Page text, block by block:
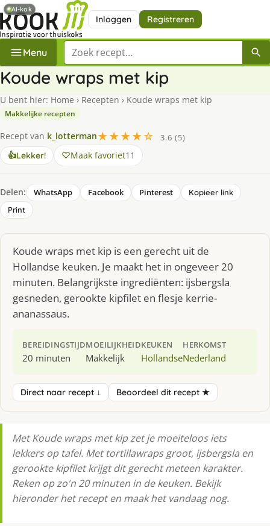
Inloggen Registreren
Menu Zoek een recept
Koude wraps met kip
U bent hier: Home › Recepten › Koude wraps met kip
Makkelijke recepten
Recept van k_lotterman★★★★☆
3.6 (5)
👍Lekker! Maak favoriet11
Delen: WhatsApp Facebook Pinterest
Kopieer link
Print
Koude wraps met kip is een gerecht uit de
Hollandse keuken. Je maakt het in ongeveer 20
minuten. Belangrijkste ingrediënten: ijsbergsla
gesneden, gerookte kipfilet en flesje kerrie-
ananassaus.
BEREIDINGSTIJD
20 minuten
MOEILIJKHEID
Makkelijk
KEUKEN
Hollandse
HERKOMST
Nederland
Direct naar recept ↓ Beoordeel dit recept ★
Met Koude wraps met kip zet je moeiteloos iets
lekkers op tafel. Met tortillawraps groot, ijsbergsla en
gerookte kipfilet krijgt dit gerecht meteen karakter.
Reken op zo'n 20 minuten in de keuken. Bekijk
hieronder het recept en maak het vandaag nog.
AI-kok